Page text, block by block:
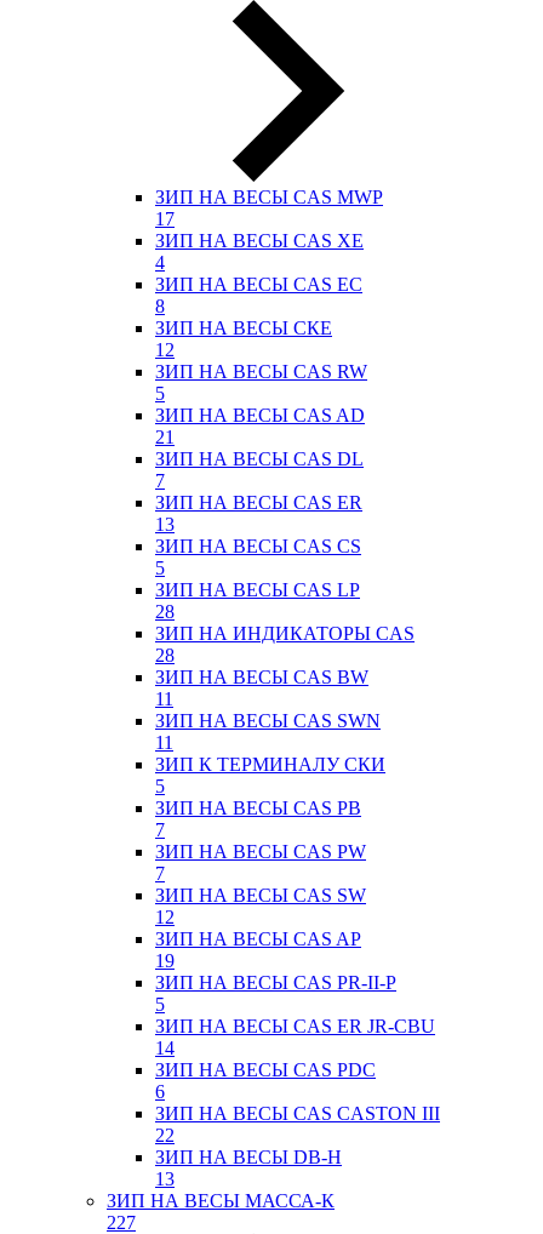
ЗИП НА ВЕСЫ CAS MWP
17
ЗИП НА ВЕСЫ CAS XE
4
ЗИП НА ВЕСЫ CAS EC
8
ЗИП НА ВЕСЫ СКЕ
12
ЗИП НА ВЕСЫ CAS RW
5
ЗИП НА ВЕСЫ CAS AD
21
ЗИП НА ВЕСЫ CAS DL
7
ЗИП НА ВЕСЫ CAS ER
13
ЗИП НА ВЕСЫ CAS CS
5
ЗИП НА ВЕСЫ CAS LP
28
ЗИП НА ИНДИКАТОРЫ CAS
28
ЗИП НА ВЕСЫ CAS BW
11
ЗИП НА ВЕСЫ CAS SWN
11
ЗИП К ТЕРМИНАЛУ СКИ
5
ЗИП НА ВЕСЫ CAS PB
7
ЗИП НА ВЕСЫ CAS PW
7
ЗИП НА ВЕСЫ CAS SW
12
ЗИП НА ВЕСЫ CAS AP
19
ЗИП НА ВЕСЫ CAS PR-II-P
5
ЗИП НА ВЕСЫ CAS ER JR-CBU
14
ЗИП НА ВЕСЫ CAS PDC
6
ЗИП НА ВЕСЫ CAS CASTON III
22
ЗИП НА ВЕСЫ DB-H
13
ЗИП НА ВЕСЫ МАССА-К
227